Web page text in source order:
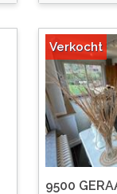
Verkocht
9500